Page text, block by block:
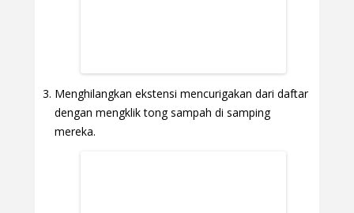
Menghilangkan ekstensi mencurigakan dari daftar
dengan mengklik tong sampah di samping
mereka.